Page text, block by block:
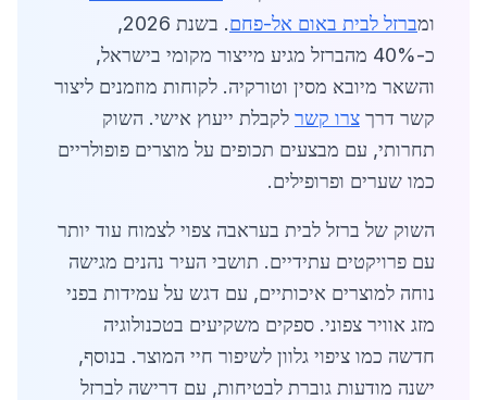
ומברזל לבית באום אל-פחם
. בשנת 2026,
כ-40% מהברזל מגיע מייצור מקומי בישראל,
והשאר מיובא מסין וטורקיה. לקוחות מוזמנים ליצור
קשר דרך צרו קשר לקבלת ייעוץ אישי. השוק
תחרותי, עם מבצעים תכופים על מוצרים פופולריים
כמו שערים ופרופילים.
השוק של ברזל לבית בעראבה צפוי לצמוח עוד יותר
עם פרויקטים עתידיים. תושבי העיר נהנים מגישה
נוחה למוצרים איכותיים, עם דגש על עמידות בפני
מזג אוויר צפוני. ספקים משקיעים בטכנולוגיה
חדשה כמו ציפוי גלוון לשיפור חיי המוצר. בנוסף,
ישנה מודעות גוברת לבטיחות, עם דרישה לברזל